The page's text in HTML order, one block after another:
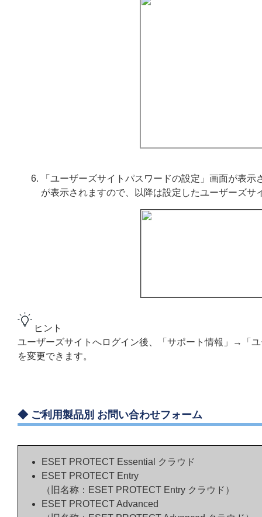
「ユーザーズサイトパスワードの設定」画面が表
が表示されますので、以降は設定したユーザーズ
ヒント
ユーザーズサイトへログイン後、「サポート情報」→「
を変更できます。
◆ ご利用製品別 お問い合わせフォーム
ESET PROTECT Essential クラウド
ESET PROTECT Entry
（旧名称：ESET PROTECT Entry クラウド）
ESET PROTECT Advanced